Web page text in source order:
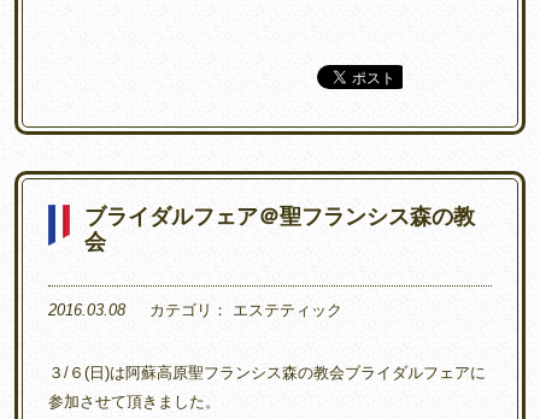
ブライダルフェア＠聖フランシス森の教
会
2016.03.08 カテゴリ： エステティック
３/６(日)は阿蘇高原聖フランシス森の教会ブライダルフェアに
参加させて頂きました。